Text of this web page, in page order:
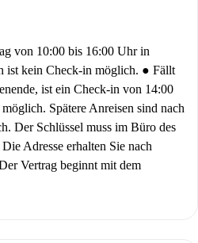
von 10:00 bis 16:00 Uhr in
ist kein Check-in möglich. ● Fällt
ist ein Check-in von 14:00
Spätere Anreisen sind nach
Der Schlüssel muss im Büro des
Adresse erhalten Sie nach
Vertrag beginnt mit dem